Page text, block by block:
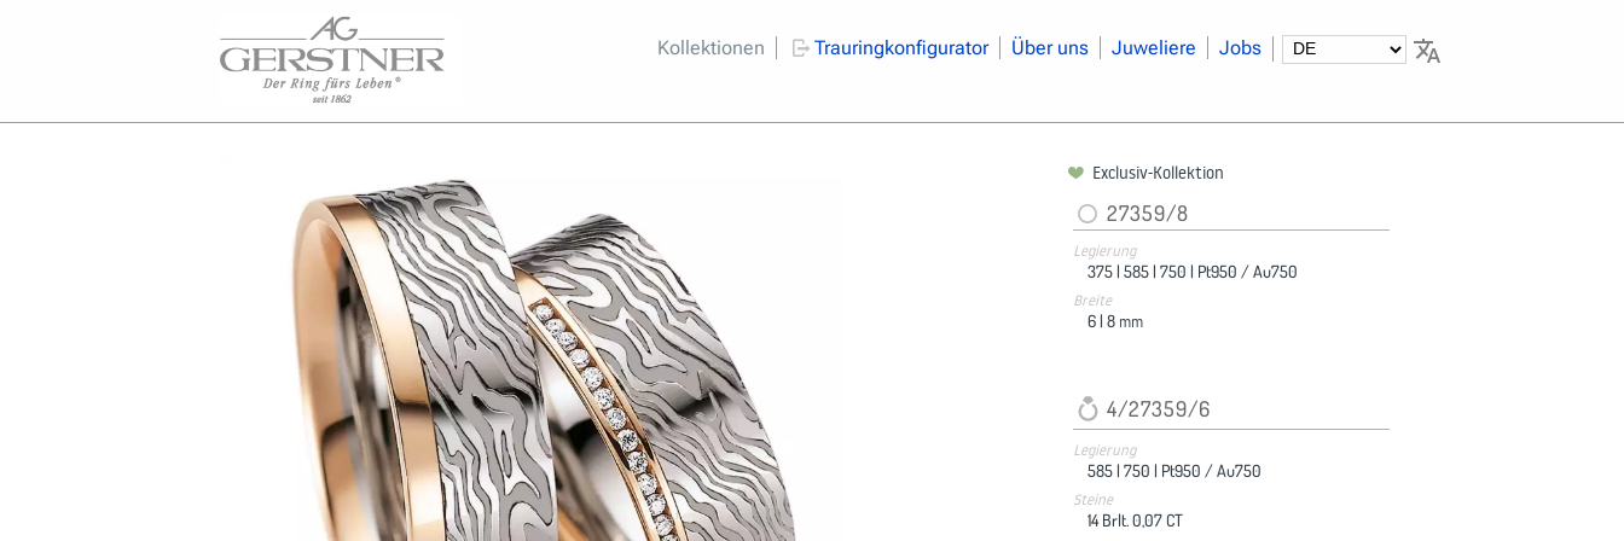
Kollektionen Trauringkonfigurator Über uns Juweliere Jobs
Exclusiv-Kollektion
27359/8
Legierung
375 | 585 | 750 | Pt950 / Au750
Breite
6 | 8 mm
4/27359/6
Legierung
585 | 750 | Pt950 / Au750
Steine
14 Brlt. 0,07 CT